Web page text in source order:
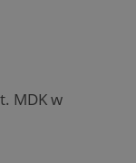
MDK w